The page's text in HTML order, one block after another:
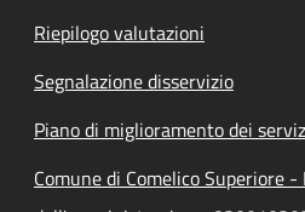
Riepilogo valutazioni
Segnalazione disservizio
Piano di miglioramento dei
Comune di Comelico Superiore